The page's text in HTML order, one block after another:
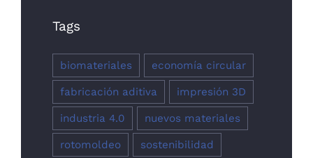
Tags
biomateriales economía circular
fabricación aditiva impresión 3D
industria 4.0 nuevos materiales
rotomoldeo sostenibilidad